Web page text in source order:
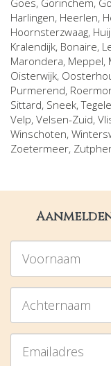
Goes, Gorinchem,
Harlingen, Heerlen,
Hoornsterzwaag,
Kralendijk, Bonaire,
Marondera, Meppel,
Oisterwijk,
Purmerend,
Sittard, Sneek,
Velp, Velsen-Zuid,
Winschoten,
Zoetermeer,
Voornaam
Achternaam
Emailadres